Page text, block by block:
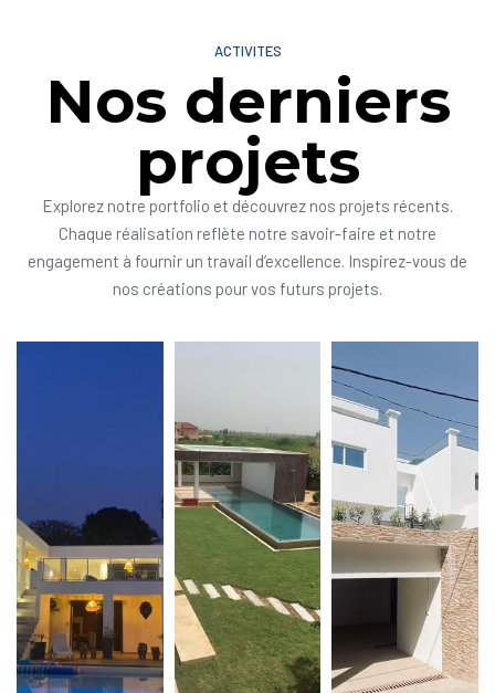
ACTIVITES
Nos derniers
projets
Explorez notre portfolio et découvrez nos projets récents.
Chaque réalisation reflète notre savoir-faire et notre
engagement à fournir un travail d’excellence. Inspirez-vous de
nos créations pour vos futurs projets.